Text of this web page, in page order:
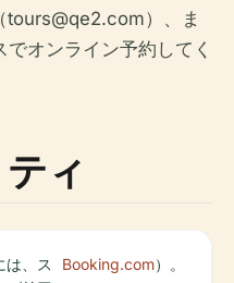
tours@qe2.com）、ま
オンライン予約してく
ィ
は、ス
Booking.com）。